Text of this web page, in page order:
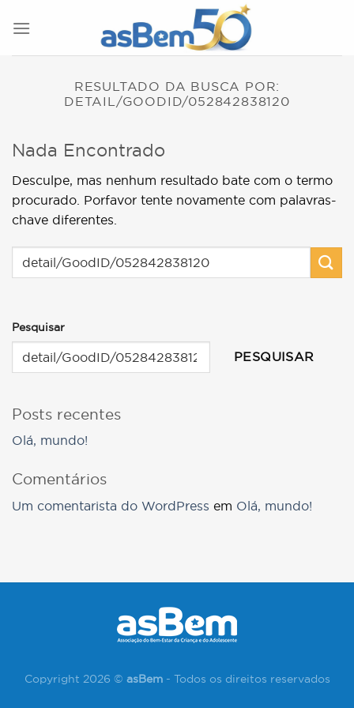
RESULTADO DA BUSCA POR:
DETAIL/GOODID/052842838120
Nada Encontrado
Desculpe, mas nenhum resultado bate com o termo
procurado. Porfavor tente novamente com palavras-
chave diferentes.
Pesquisar
PESQUISAR
Posts recentes
Olá, mundo!
Comentários
Um comentarista do WordPress em Olá, mundo!
Copyright 2026 © asBem- Todos os direitos reservados